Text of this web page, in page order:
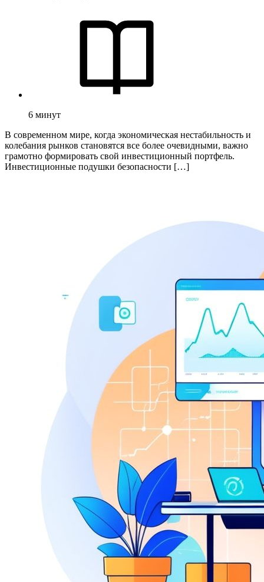
6 минут
В современном мире, когда экономическая нестабильность и
колебания рынков становятся все более очевидными, важно
грамотно формировать свой инвестиционный портфель.
Инвестиционные подушки безопасности […]